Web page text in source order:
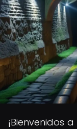
¡Bienvenidos a